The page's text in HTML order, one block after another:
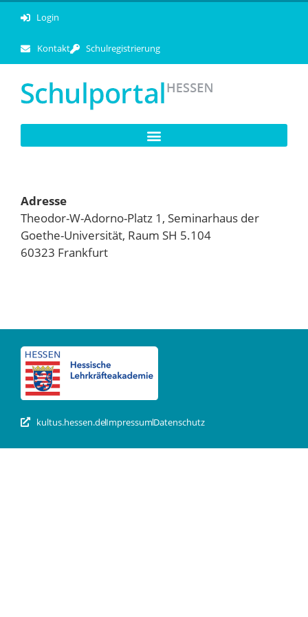
Login
Kontakt Schulregistrierung
Adresse
Theodor-W-Adorno-Platz 1, Seminarhaus der
Goethe-Universität, Raum SH 5.104
60323 Frankfurt
kultus.hessen.deImpressumDatenschutz